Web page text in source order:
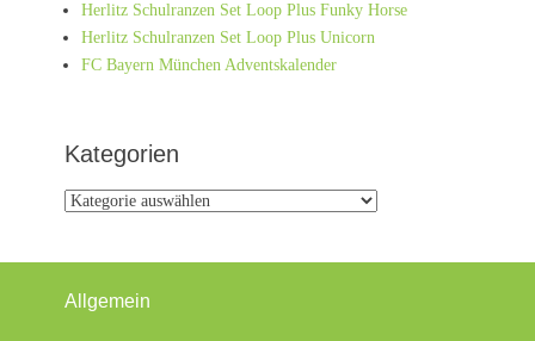
Herlitz Schulranzen Set Loop Plus Funky Horse
Herlitz Schulranzen Set Loop Plus Unicorn
FC Bayern München Adventskalender
Kategorien
Kategorien
Allgemein